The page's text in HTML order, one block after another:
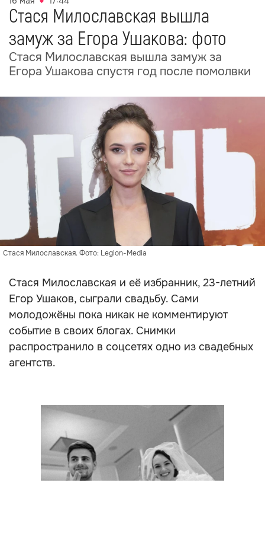
Стася Милославская вышла
замуж за Егора Ушакова: фото
Стася Милославская вышла замуж за
Егора Ушакова спустя год после помолвки
Стася Милославская. Фото: Legion-Media
Стася Милославская и её избранник, 23-летний
Егор Ушаков, сыграли свадьбу. Сами
молодожёны пока никак не комментируют
событие в своих блогах. Снимки
распространило в соцсетях одно из свадебных
агентств.